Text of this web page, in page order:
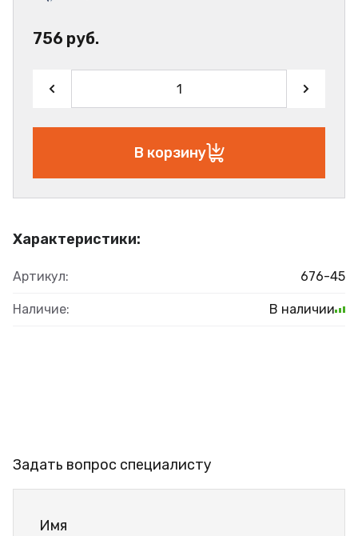
Характеристики:
Артикул: 676-45
Наличие: В наличии
756 руб.
В корзину
Задать вопрос специалисту
Имя